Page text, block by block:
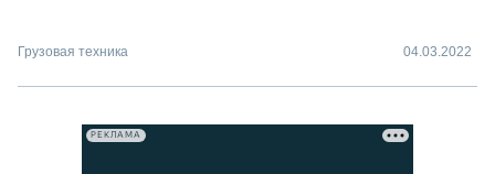
Грузовая техника 04.03.2022
РЕКЛАМА